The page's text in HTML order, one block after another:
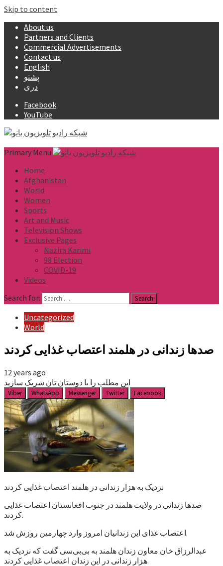
Skip to content
About us
Partners and Clients
Commercial Advertisements
Contact us
English
پشتو
دری
Facebook
YouTube
Primary Menu
Home
Afghanistan
World
Women
Sports
Art and Music
Television Shows
Exclusive Pages
Nazira Karimi
98 Election
COVID-19
Videos
Search for:
Uncategorized
World
صدها زندانی در هلمند اعتصاب غذایی کردند
12 years ago
این مطلب را با دوستان تان شریک سازید
Viber WhatsApp Messenger Twitter Facebook
نزدیک به هزار زندانی در هلمند اعتصاب غذایی کردند
صدها زندانی در ولایت هلمند در جنوب افغانستان اعتصاب غذایی
کردند.
اعتصاب غذای این زندانیان امروز وارد چهارمین روزش شد.
عبدالرزاق خان معاون زندان هلمند به بی‌بی‌سی گفت که نزدیک به
هزار زندانی در این زندان اعتصاب غذایی کردند.